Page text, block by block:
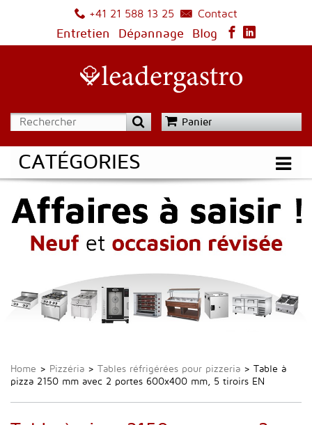
+41 21 588 13 25
Contact
Entretien
Dépannage Blog
Panier
CATÉGORIES
Home > Pizzéria > Tables réfrigérées pour pizzeria > Table à
pizza 2150 mm avec 2 portes 600x400 mm, 5 tiroirs EN